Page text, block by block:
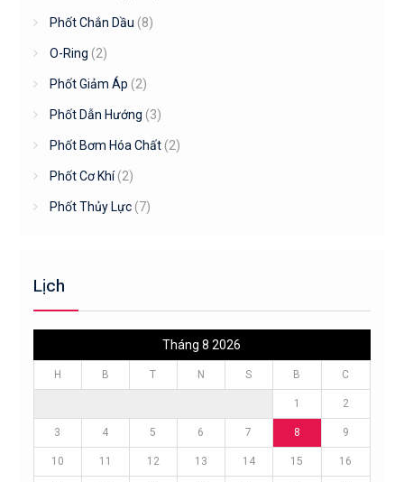
Phốt Chắn Dầu (8)
O-Ring (2)
Phốt Giảm Áp (2)
Phốt Dẫn Hướng (3)
Phốt Bơm Hóa Chất (2)
Phốt Cơ Khí (2)
Phốt Thủy Lực (7)
Lịch
Tháng 8 2026
H B T N S B C
1 2
3 4 5 6 7 8 9
10 11 12 13 14 15 16